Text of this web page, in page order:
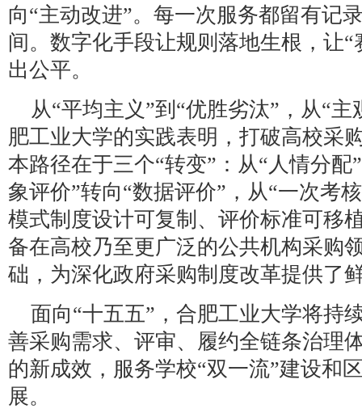
向“主动改进”。每一次服务都留有记
间。数字化手段让规则落地生根，让
出公平。
从“平均主义”到“优胜劣汰”，从“
肥工业大学的实践表明，打破高校采
本路径在于三个“转变”：从“人情分配
象评价”转向“数据评价”，从“一次考
模式制度设计可复制、评价标准可移
备在高校乃至更广泛的公共机构采购
础，为深化政府采购制度改革提供了
面向“十五五”，合肥工业大学将持
善采购需求、评审、履约全链条治理
的新成效，服务学校“双一流”建设和
展。